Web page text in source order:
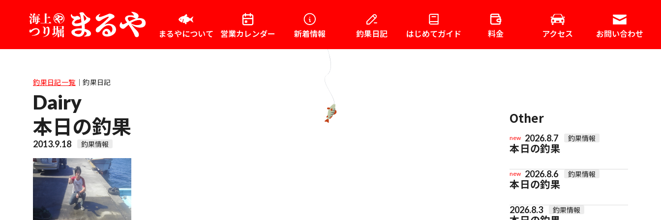
まるやについて 営業カレンダー 新着情報 釣果日記 はじめてガイド 料金 アクセス お問い合わせ
釣果日記一覧 ｜釣果日記
Dairy
本日の釣果
2013.9.18 釣果情報
Other
new 2026.8.7 釣果情報
本日の釣果
new 2026.8.6 釣果情報
本日の釣果
2026.8.3 釣果情報